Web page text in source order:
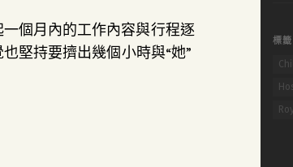
字:
標籤
個月內的工作內容與行程逐
堅持要擠出幾個小時與“她”